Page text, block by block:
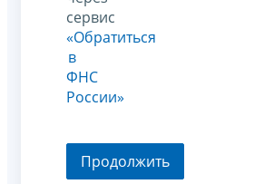
сервис
«Обратиться
в
ФНС
России»
Продолжить